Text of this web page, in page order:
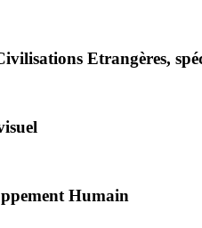
Etrangères,
Humain